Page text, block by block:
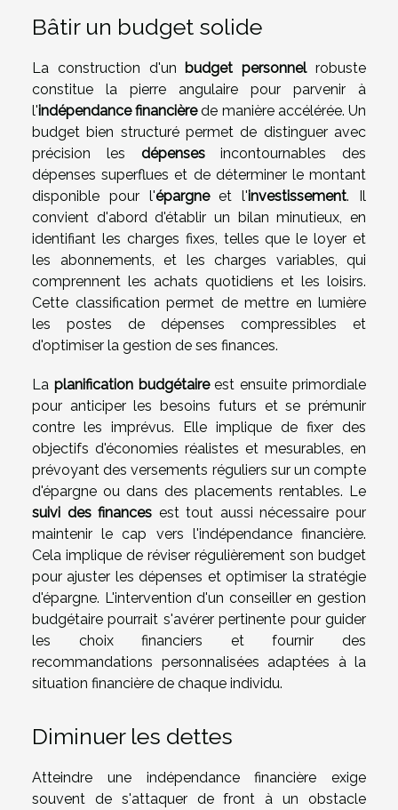
Bâtir un budget solide
La construction d'un budget personnelrobuste
constitue la pierre angulaire pour parvenir à
l'indépendance financièrede manière accélérée. Un
budget bien structuré permet de distinguer avec
précision les dépensesincontournables des
dépenses superflues et de déterminer le montant
disponible pour l'épargneet l'investissement. Il
convient d'abord d'établir un bilan minutieux, en
identifiant les charges fixes, telles que le loyer et
les abonnements, et les charges variables, qui
comprennent les achats quotidiens et les loisirs.
Cette classification permet de mettre en lumière
les postes de dépenses compressibles et
d'optimiser la gestion de ses finances.
La planification budgétaireest ensuite primordiale
pour anticiper les besoins futurs et se prémunir
contre les imprévus. Elle implique de fixer des
objectifs d'économies réalistes et mesurables, en
prévoyant des versements réguliers sur un compte
d'épargne ou dans des placements rentables. Le
suivi des finances est tout aussi nécessaire pour
maintenir le cap vers l'indépendance financière.
Cela implique de réviser régulièrement son budget
pour ajuster les dépenses et optimiser la stratégie
d'épargne. L'intervention d'un conseiller en gestion
budgétaire pourrait s'avérer pertinente pour guider
les choix financiers et fournir des
recommandations personnalisées adaptées à la
situation financière de chaque individu.
Diminuer les dettes
Atteindre une indépendance financière exige
souvent de s'attaquer de front à un obstacle